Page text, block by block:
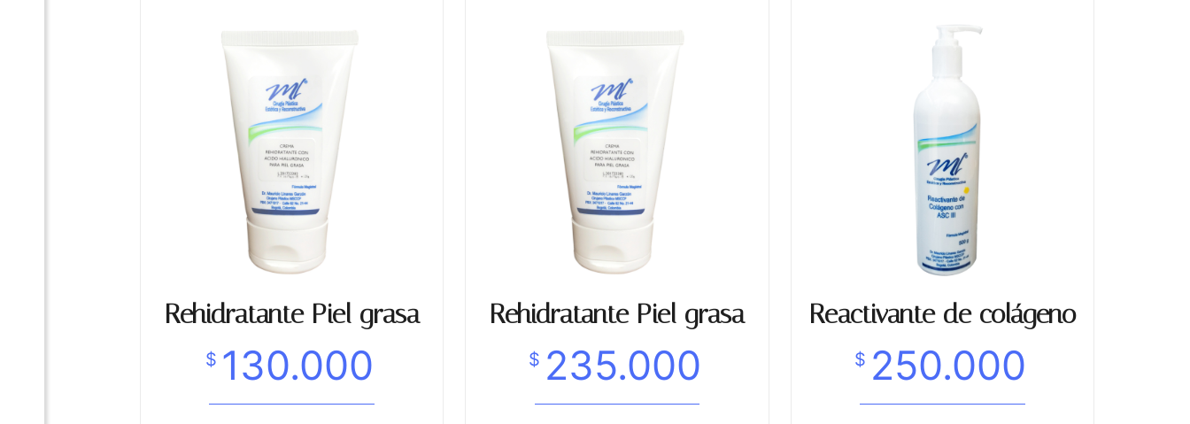
Rehidratante Piel grasa
$ 130.000
Rehidratante Piel grasa
$ 235.000
Reactivante de colágeno
$ 250.000